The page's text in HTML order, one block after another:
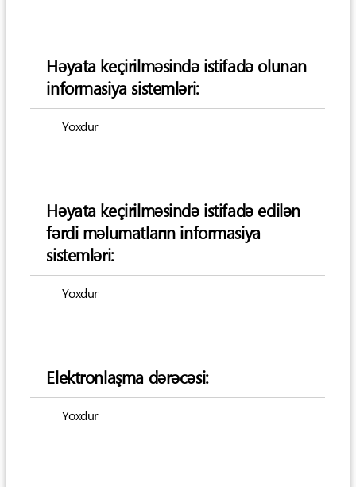
Həyata keçirilməsində istifadə olunan
informasiya sistemləri:
Yoxdur
Həyata keçirilməsində istifadə edilən
fərdi məlumatların informasiya
sistemləri:
Yoxdur
Elektronlaşma dərəcəsi:
Yoxdur